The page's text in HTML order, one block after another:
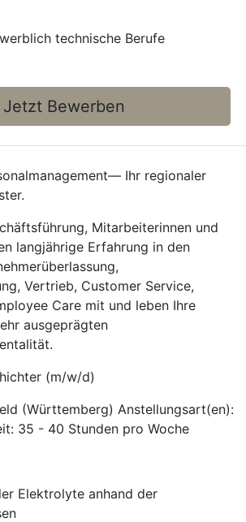
technische Berufe
Jetzt Bewerben
Ihr regionaler
Mitarbeiterinnen und
langjährige Erfahrung in den
Vertrieb, Customer Service,
Care mit und leben Ihre
ausgeprägten
(m/w/d)
(Württemberg) Anstellungsart(en):
35 - 40 Stunden pro Woche
Elektrolyte anhand der